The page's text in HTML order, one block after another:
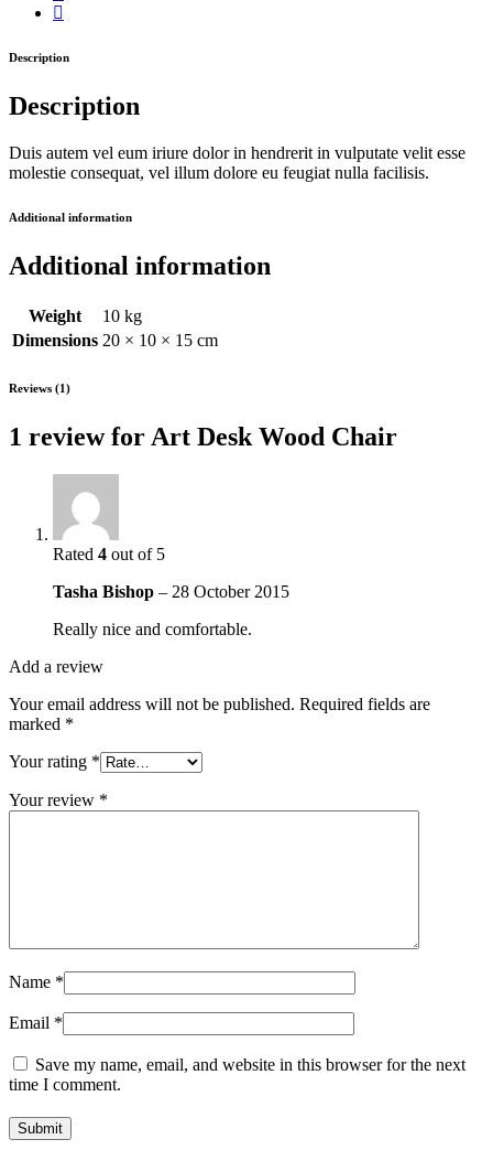
Description
Description
Duis autem vel eum iriure dolor in hendrerit in vulputate velit esse
molestie consequat, vel illum dolore eu feugiat nulla facilisis.
Additional information
Additional information
Weight
10 kg
Dimensions 20 × 10 × 15 cm
Reviews (1)
1 review for Art Desk Wood Chair
Rated 4 out of 5
Tasha Bishop – 28 October 2015
Really nice and comfortable.
Add a review
Your email address will not be published. Required fields are
marked *
Your rating *
Your review *
Name *
Email *
Save my name, email, and website in this browser for the next
time I comment.